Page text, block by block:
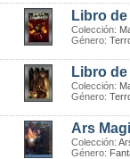
Libro
Colección:
Género:
Libro
Colección:
Género:
Ars
Colección:
Género: